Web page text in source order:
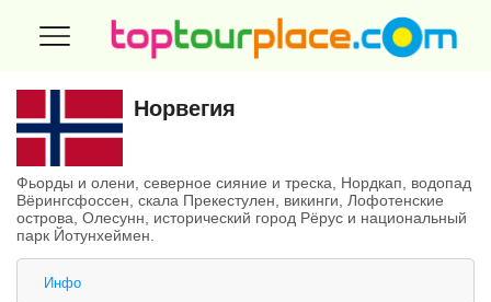
Норвегия
Фьорды и олени, северное сияние и треска, Нордкап, водопад
Вёрингсфоссен, скала Прекестулен, викинги, Лофотенские
острова, Олесунн, исторический город Рёрус и национальный
парк Йотунхеймен.
Инфо